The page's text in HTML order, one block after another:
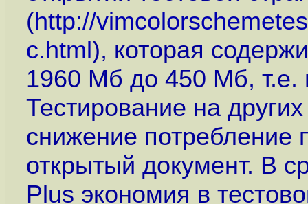
(http://
c.html), которая
1960 Мб до 450 Мб, т.е.
Тестирование на
снижение
открытый документ. В
Plus экономия в